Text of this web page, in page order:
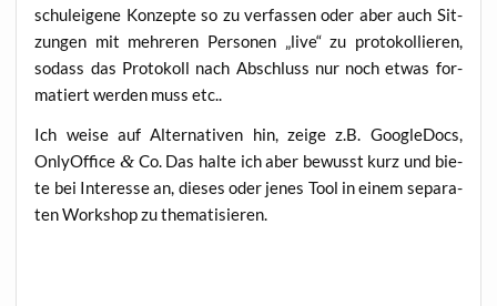
schul­ei­ge­ne Kon­zep­te so zu ver­fas­sen oder aber auch Sit­
zun­gen mit meh­re­ren Per­so­nen „live“ zu pro­to­kol­lie­ren,
sodass das Pro­to­koll nach Abschluss nur noch etwas for­
ma­tiert wer­den muss etc..
Ich wei­se auf Alter­na­ti­ven hin, zei­ge z.B. Goo­g­le­Docs,
Only­Off­ice & Co. Das hal­te ich aber bewusst kurz und bie­
te bei Inter­es­se an, die­ses oder jenes Tool in einem sepa­ra­
ten Work­shop zu thematisieren.